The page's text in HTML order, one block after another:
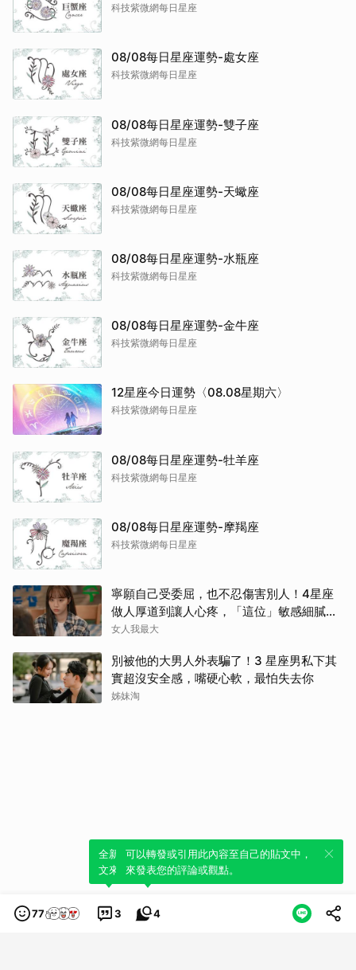
科技紫微網每日星座
08/08每日星座運勢-處女座
科技紫微網每日星座
08/08每日星座運勢-雙子座
科技紫微網每日星座
08/08每日星座運勢-天蠍座
科技紫微網每日星座
08/08每日星座運勢-水瓶座
科技紫微網每日星座
08/08每日星座運勢-金牛座
科技紫微網每日星座
12星座今日運勢〈08.08星期六〉
科技紫微網每日星座
08/08每日星座運勢-牡羊座
科技紫微網每日星座
08/08每日星座運勢-摩羯座
科技紫微網每日星座
寧願自己受委屈，也不忍傷害別人！4星座
做人厚道到讓人心疼，「這位」敏感細膩搞
得自己不斷內耗
女人我最大
別被他的大男人外表騙了！3 星座男私下其
實超沒安全感，嘴硬心軟，最怕失去你
姊妹淘
77 3
全新體驗！一鍵引用此內容，透過發布貼
文來輕鬆表達個人立場。
4
可以轉發或引用此內容至自己的貼文中，
來發表您的評論或觀點。